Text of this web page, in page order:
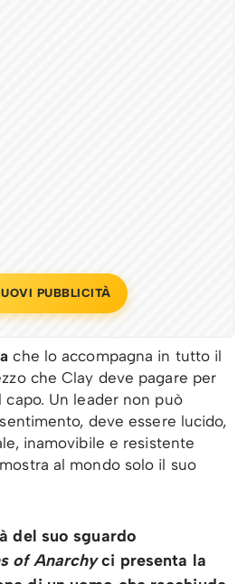
PUBBLICITÀ
che lo accompagna in tutto il
che Clay deve pagare per
Un leader non può
deve essere lucido,
inamovibile e resistente
al mondo solo il suo
del suo sguardo
of Anarchyci presenta la